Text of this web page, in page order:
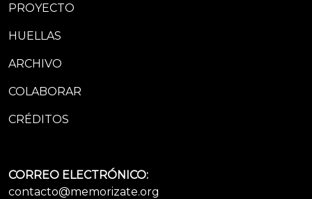
PROYECTO
HUELLAS
ARCHIVO
COLABORAR
CRÉDITOS
CORREO ELECTRÓNICO:
contacto@memorizate.org